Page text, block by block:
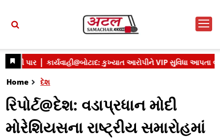
Home દેશ
રિપોર્ટ@દેશ: વડાપ્રધાન મોદી
મોરેશિયસના રાષ્ટ્રીય સમારોહમાં